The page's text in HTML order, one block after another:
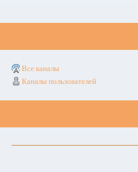
Все каналы
Каналы пользователей